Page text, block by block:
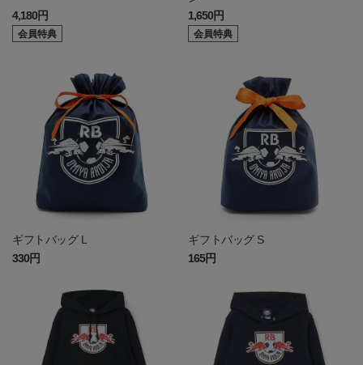
4,180円
会員特典
1,650円
会員特典
ギフトバッグ L
330円
ギフトバッグ S
165円